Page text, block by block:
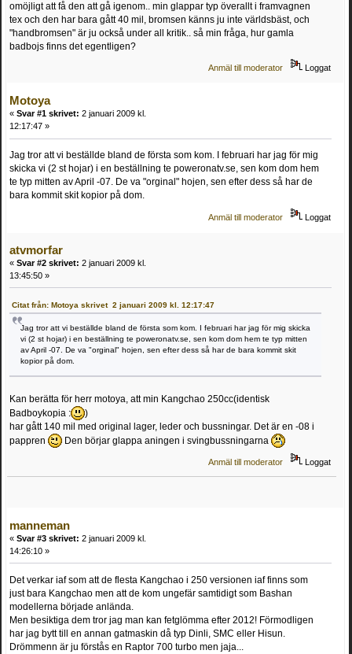
omöjligt att få den att gå igenom.. min glappar typ överallt i framvagnen
tex och den har bara gått 40 mil, bromsen känns ju inte världsbäst, och
"handbromsen" är ju också under all kritik.. så min fråga, hur gamla
badbojs finns det egentligen?
Anmäl till moderator Loggat
Motoya
« Svar #1 skrivet: 2 januari 2009 kl.
12:17:47 »
Jag tror att vi beställde bland de första som kom. I februari har jag för mig
skicka vi (2 st hojar) i en beställning te poweronatv.se, sen kom dom hem
te typ mitten av April -07. De va "orginal" hojen, sen efter dess så har de
bara kommit skit kopior på dom.
Anmäl till moderator Loggat
atvmorfar
« Svar #2 skrivet: 2 januari 2009 kl.
13:45:50 »
Citat från: Motoya skrivet 2 januari 2009 kl. 12:17:47
Jag tror att vi beställde bland de första som kom. I februari har jag för mig skicka
vi (2 st hojar) i en beställning te poweronatv.se, sen kom dom hem te typ mitten
av April -07. De va "orginal" hojen, sen efter dess så har de bara kommit skit
kopior på dom.
Kan berätta för herr motoya, att min Kangchao 250cc(identisk
Badboykopia :
)
har gått 140 mil med original lager, leder och bussningar. Det är en -08 i
pappren
Den börjar glappa aningen i svingbussningarna
Anmäl till moderator Loggat
manneman
« Svar #3 skrivet: 2 januari 2009 kl.
14:26:10 »
Det verkar iaf som att de flesta Kangchao i 250 versionen iaf finns som
just bara Kangchao men att de kom ungefär samtidigt som Bashan
modellerna började anlända.
Men besiktiga dem tror jag man kan fetglömma efter 2012! Förmodligen
har jag bytt till en annan gatmaskin då typ Dinli, SMC eller Hisun.
Drömmenn är ju förstås en Raptor 700 turbo men jaja...